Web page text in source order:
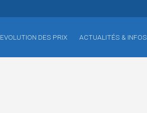
EVOLUTION DES PRIX ACTUALITÉS & INFOS